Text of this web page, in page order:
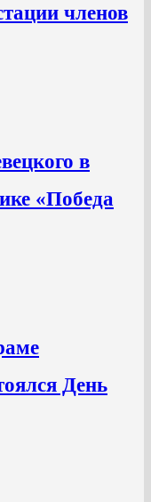
членов
в
«Победа
День